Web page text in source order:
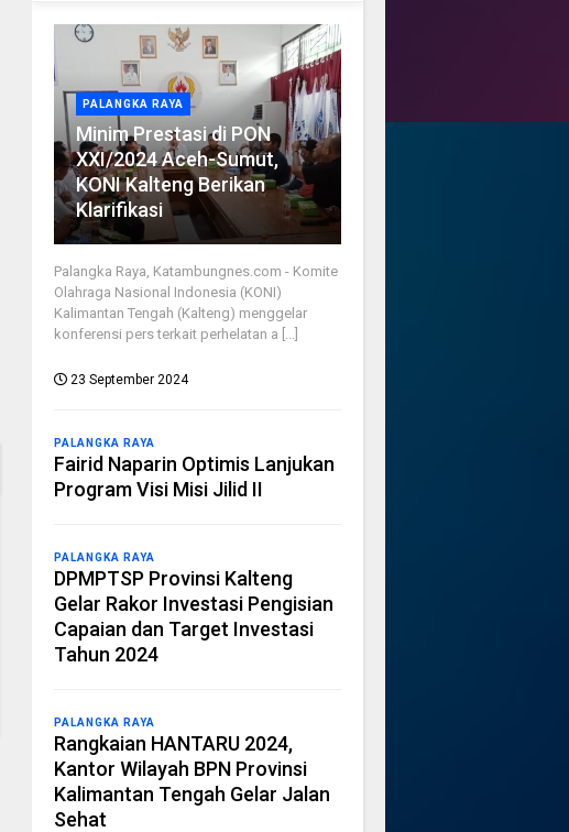
PALANGKA RAYA
Minim Prestasi di PON
XXI/2024 Aceh-Sumut,
KONI Kalteng Berikan
Klarifikasi
Palangka Raya, Katambungnes.com - Komite
Olahraga Nasional Indonesia (KONI)
Kalimantan Tengah (Kalteng) menggelar
konferensi pers terkait perhelatan a [...]
23 September 2024
PALANGKA RAYA
Fairid Naparin Optimis Lanjukan
Program Visi Misi Jilid II
PALANGKA RAYA
DPMPTSP Provinsi Kalteng
Gelar Rakor Investasi Pengisian
Capaian dan Target Investasi
Tahun 2024
PALANGKA RAYA
Rangkaian HANTARU 2024,
Kantor Wilayah BPN Provinsi
Kalimantan Tengah Gelar Jalan
Sehat